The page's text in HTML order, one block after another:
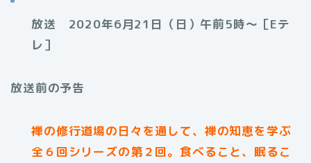
放送 2020年6月21日（日）午前5時〜［Eテ
レ］
放送前の予告
禅の修行道場の日々を通して、禅の知恵を学ぶ
全６回シリーズの第２回。食べること、眠るこ